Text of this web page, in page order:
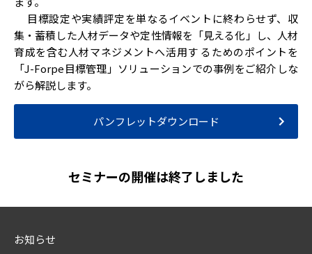
目標設定や実績評定を単なるイベントに終わらせず、収
集・蓄積した人材データや定性情報を「見える化」し、人材
育成を含む人材マネジメントへ活用す るためのポイントを
「J-Forpe目標管理」ソリューションでの事例をご紹介しな
がら解説します。
パンフレットダウンロード
セミナーの開催は終了しました
お知らせ